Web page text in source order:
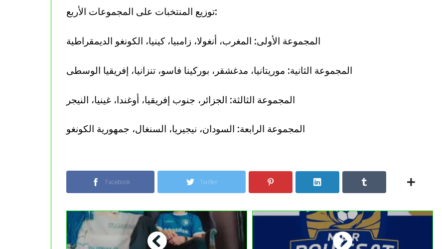
توزيع المنتخبات على المجموعات الأربع:
المجموعة الأولى: المغرب، أنغولا، زامبيا، كينيا، الكونغو الديمقراطية
المجموعة الثانية: موريتانيا، مدغشقر، بوركينا فاسو، تنزانيا، إفريقيا الوسطى
المجموعة الثالثة: الجزائر، جنوب إفريقيا، أوغندا، غينيا، النيجر
المجموعة الرابعة: السودان، نيجيريا، السنغال، جمهورية الكونغو
Facebook Twitter